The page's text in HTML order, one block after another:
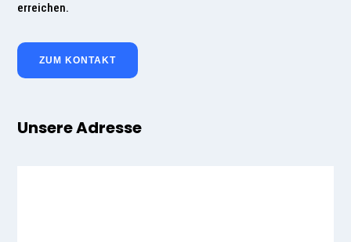
erreichen.
ZUM KONTAKT
Unsere Adresse